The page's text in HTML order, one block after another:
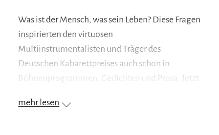
Was ist der Mensch, was sein Leben? Diese Fragen
inspirierten den virtuosen
Multiinstrumentalisten und Träger des
Deutschen Kabarettpreises auch schon in
Bühnenprogrammen, Gedichten und Prosa. Jetzt
geschrieben in einer wunderbaren Sprache: rau
mehr lesen